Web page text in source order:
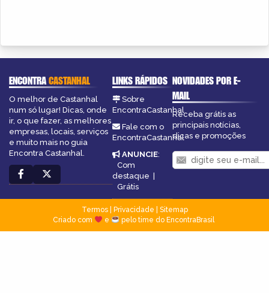
ENCONTRACASTANHAL
O melhor de Castanhal
num só lugar! Dicas, onde
ir, o que fazer, as melhores
empresas, locais, serviços
e muito mais no guia
Encontra Castanhal.
LINKS RÁPIDOS
Sobre
EncontraCastanhal
Fale com o
EncontraCastanhal
ANUNCIE:
Com
destaque |
Grátis
NOVIDADES POR E-
MAIL
Receba grátis as
principais notícias,
dicas e promoções
Termos| Privacidade
Sitemap
Criado com
e pelo time do EncontraBrasil